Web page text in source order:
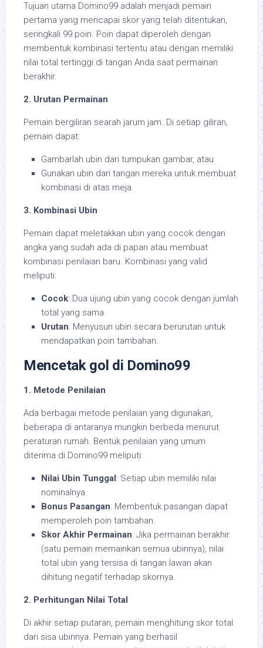
Tujuan utama Domino99 adalah menjadi pemain
pertama yang mencapai skor yang telah ditentukan,
seringkali 99 poin. Poin dapat diperoleh dengan
membentuk kombinasi tertentu atau dengan memiliki
nilai total tertinggi di tangan Anda saat permainan
berakhir.
2. Urutan Permainan
Pemain bergiliran searah jarum jam. Di setiap giliran,
pemain dapat:
Gambarlah ubin dari tumpukan gambar, atau
Gunakan ubin dari tangan mereka untuk membuat
kombinasi di atas meja.
3. Kombinasi Ubin
Pemain dapat meletakkan ubin yang cocok dengan
angka yang sudah ada di papan atau membuat
kombinasi penilaian baru. Kombinasi yang valid
meliputi:
Cocok: Dua ujung ubin yang cocok dengan jumlah
total yang sama.
Urutan: Menyusun ubin secara berurutan untuk
mendapatkan poin tambahan.
Mencetak gol di Domino99
1. Metode Penilaian
Ada berbagai metode penilaian yang digunakan,
beberapa di antaranya mungkin berbeda menurut
peraturan rumah. Bentuk penilaian yang umum
diterima di Domino99 meliputi:
Nilai Ubin Tunggal: Setiap ubin memiliki nilai
nominalnya.
Bonus Pasangan: Membentuk pasangan dapat
memperoleh poin tambahan.
Skor Akhir Permainan: Jika permainan berakhir
(satu pemain memainkan semua ubinnya), nilai
total ubin yang tersisa di tangan lawan akan
dihitung negatif terhadap skornya.
2. Perhitungan Nilai Total
Di akhir setiap putaran, pemain menghitung skor total
dari sisa ubinnya. Pemain yang berhasil